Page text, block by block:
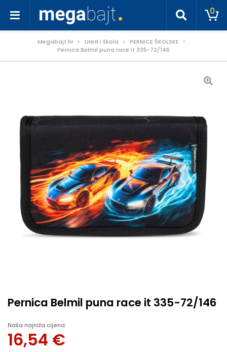
0
Megabajt.hr Ured i škola
PERNICE ŠKOLSKE
Pernica Belmil puna race it 335-72/146
Pernica Belmil puna race it 335-72/146
Naša najniža cijena:
16,54 €